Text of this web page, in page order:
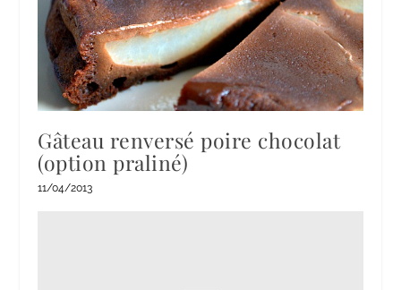
Gâteau renversé poire chocolat
(option praliné)
11/04/2013